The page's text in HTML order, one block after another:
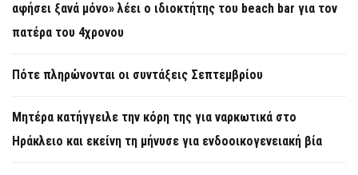
αφήσει ξανά μόνο» λέει ο ιδιοκτήτης του beach bar για τον
πατέρα του 4χρονου
Πότε πληρώνονται οι συντάξεις Σεπτεμβρίου
Μητέρα κατήγγειλε την κόρη της για ναρκωτικά στο
Ηράκλειο και εκείνη τη μήνυσε για ενδοοικογενειακή βία